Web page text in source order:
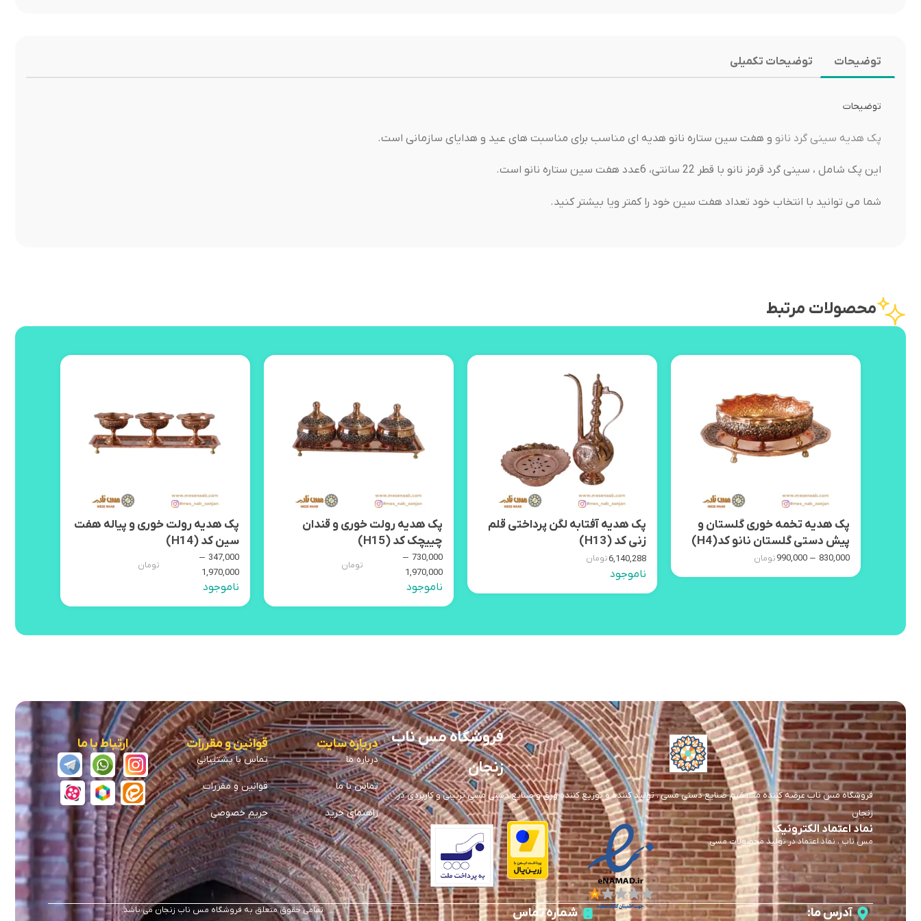
توضیحات توضیحات تکمیلی
توضیحات
پک هدیه سینی گرد نانو و هفت سین ستاره نانو هدیه ای مناسب برای مناسبت های عید و هدایای سازمانی است.
این پک شامل ، سینی گرد قرمز نانو با قطر 22 سانتی، 6عدد هفت سین ستاره نانو است.
شما می توانید با انتخاب خود تعداد هفت سین خود را کمتر ویا بیشتر کنید.
محصولات مرتبط
پک هدیه تخمه خوری گلستان و
پیش دستی گلستان نانو کد(H4)
830,000
–
990,000تومان
پک هدیه آفتابه لگن پرداختی قلم
زنی کد (H13)
6,140,288تومان
ناموجود
پک هدیه رولت خوری و قندان
چییچک کد (H15)
730,000
–
1,970,000
تومان
ناموجود
پک هدیه رولت خوری و پیاله هفت
سین کد (H14)
347,000
–
1,970,000
تومان
ناموجود
فروشگاه مس ناب
زنجان
فروشگاه مس ناب عرضه کننده مستقیم صنایع دستی مسی ، تولید کننده و توزیع کننده ورق و صنایع دستی مسی تزئینی و کاربردی در
زنجان
نماد اعتماد الکترونیک
مس ناب ، نماد اعتماد در تولید محصولات مسی
درباره سایت
درباره ما
تماس با ما
راهنمای خرید
قوانین و مقررات
تماس با پشتیبانی
قوانین و مقررات
حریم خصوصی
ارتباط با ما
آدرس ما: شماره تماس تمامی حقوق متعلق به فروشگاه مس ناب زنجان می باشد.